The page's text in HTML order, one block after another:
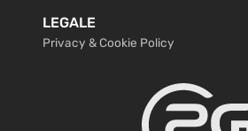
LEGALE
Privacy & Cookie Policy